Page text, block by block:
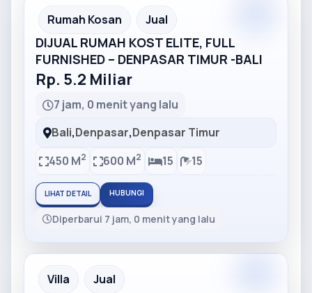
Partner Ad
Rumah Kosan Jual
DIJUAL RUMAH KOST ELITE, FULL
FURNISHED – DENPASAR TIMUR -BALI
Rp. 5.2 Miliar
7 jam, 0 menit yang lalu
Bali,Denpasar,Denpasar Timur
450 M2 600 M2 15 15
LIHAT DETAIL HUBUNGI
Diperbarui 7 jam, 0 menit yang lalu
Partner Ad
Villa Jual